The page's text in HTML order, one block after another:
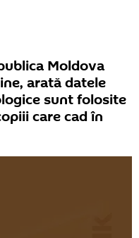
Moldova
arată datele
sunt folosite
care cad în